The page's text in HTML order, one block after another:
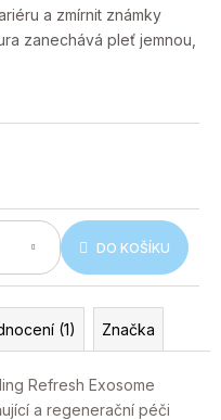
a zmírnit známky
zanechává pleť jemnou,
DO KOŠÍKU
(1) Značka
Refresh Exosome
a regenerační péči